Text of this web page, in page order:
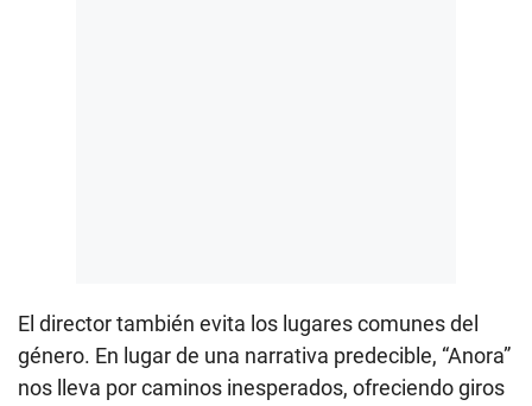
El director también evita los lugares comunes del
género. En lugar de una narrativa predecible, “Anora”
nos lleva por caminos inesperados, ofreciendo giros